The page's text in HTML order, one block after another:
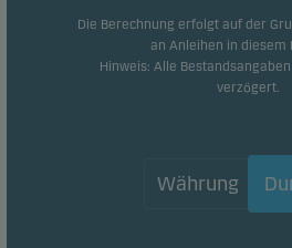
Die Berechnung erfolgt auf der
an Anleihen in diesem
Hinweis: Alle
verzögert.
Währung